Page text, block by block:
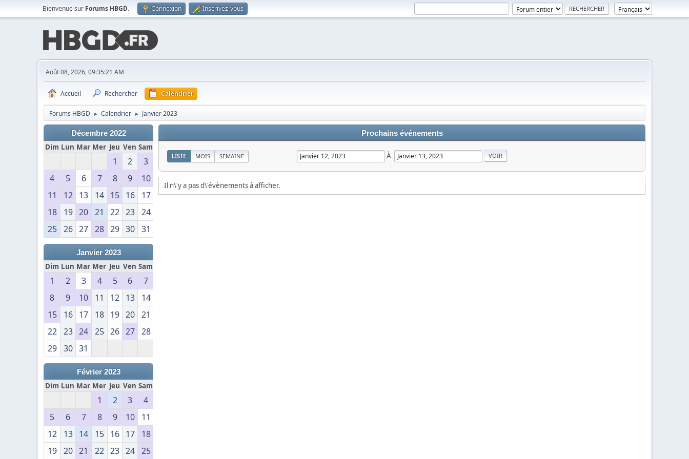
Bienvenue sur Forums HBGD. Connexion Inscrivez-vous
Août 08, 2026, 09:35:21 AM
Accueil Rechercher Calendrier
Forums HBGD ► Calendrier ► Janvier 2023
Décembre 2022
Dim Lun Mar Mer Jeu Ven Sam
1 2
3
4
5 6 7 8 9
10
11
12 13 14 15 16
17
18
19 20 21 22 23
24
25
26 27 28 29 30 31
Janvier 2023
Dim Lun Mar Mer Jeu Ven Sam
1 2 3 4 5 6
7
8
9 10 11 12 13
14
15
16 17 18 19 20
21
22
23 24 25 26 27
28
29
30 31
Février 2023
Dim Lun Mar Mer Jeu Ven Sam
1 2 3
4
5
6 7 8 9 10
11
12
13 14 15 16 17
18
19
20 21 22 23 24 25
Prochains événements
LISTE MOIS SEMAINE À
Il n\'y a pas d\'évènements à afficher.